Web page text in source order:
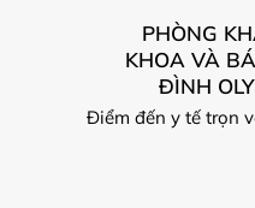
PHÒNG
KHOA VÀ
ĐÌNH
Điểm đến y tế trọn